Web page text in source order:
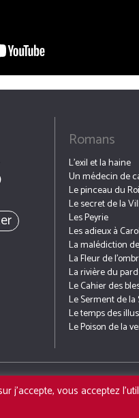
Romans
L’exil et la haine
Un médecin de
Le pinceau du Roi
Le secret de la
Les Peyrie
Les adieux à
La malédiction
La Fleur de
La rivière du
Le Cahier des
Le Serment de la
Le temps des
Le Poison de la
L’AUTEUR
j'accepte, vous acceptez